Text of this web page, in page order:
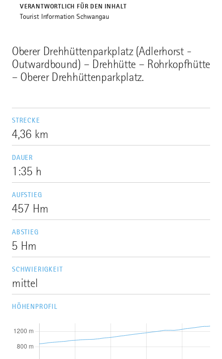
Oberer Drehhüttenparkplatz (Adlerhorst -
Outwardbound) – Drehhütte – Rohrkopfhütte
– Oberer Drehhüttenparkplatz.
STRECKE
4,36 km
DAUER
1:35 h
AUFSTIEG
457 Hm
ABSTIEG
5 Hm
SCHWIERIGKEIT
mittel
HÖHENPROFIL
VERANTWORTLICH FÜR DEN INHALT
Tourist Information Schwangau